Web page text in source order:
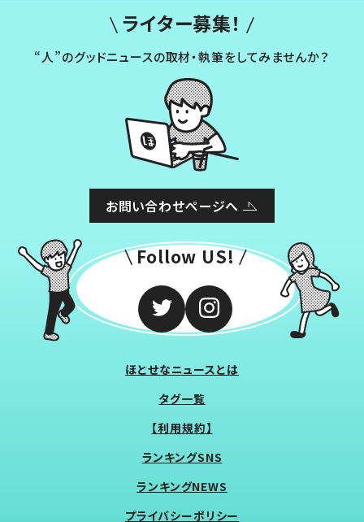
ライター募集！
“人”のグッドニュースの取材・執筆をしてみませんか？
お問い合わせページへ
Follow US!
ほとせなニュースとは
タグ一覧
【利用規約】
ランキングSNS
ランキングNEWS
プライバシーポリシー